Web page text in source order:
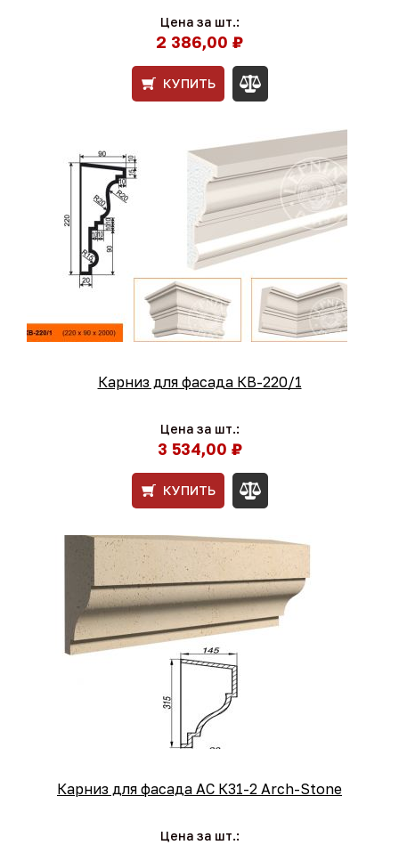
Цена за шт.:
2 386,00 ₽
КУПИТЬ
Карниз для фасада КВ-220/1
Цена за шт.:
3 534,00 ₽
КУПИТЬ
Карниз для фасада АС К31-2 Arch-Stone
Цена за шт.: